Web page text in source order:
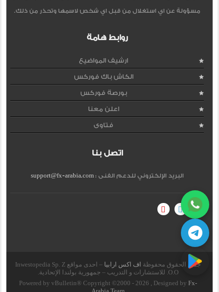
مسؤولة عن اي استغلال من قبل اي شخص لاسمها وتحذر من ذلك.
روابط هامة
ارشيف المواضيع
الكاش باك فوركس
بورصة فوركس
اعلن معنا
فتاوى
اتصل بنا
البريد الإلكتروني للدعم الفنى :support@fx-arabia.com
جميع الحقوق محفوظة اف اكس ارابيا
– احدى مواقع Inwestopedia Sp. Z
O.O. للاستشارات و التدريب – جمهورية بولندا الإتحادية.
Powered by vBulletin® Copyright ©2000 - 2026 , Designed byFx-